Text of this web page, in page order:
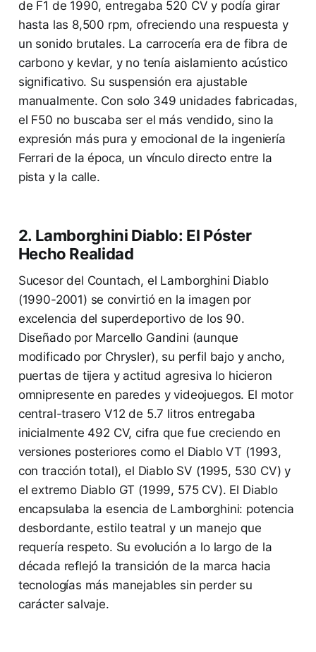
de F1 de 1990, entregaba 520 CV y podía girar
hasta las 8,500 rpm, ofreciendo una respuesta y
un sonido brutales. La carrocería era de fibra de
carbono y kevlar, y no tenía aislamiento acústico
significativo. Su suspensión era ajustable
manualmente. Con solo 349 unidades fabricadas,
el F50 no buscaba ser el más vendido, sino la
expresión más pura y emocional de la ingeniería
Ferrari de la época, un vínculo directo entre la
pista y la calle.
2. Lamborghini Diablo: El Póster
Hecho Realidad
Sucesor del Countach, el Lamborghini Diablo
(1990-2001) se convirtió en la imagen por
excelencia del superdeportivo de los 90.
Diseñado por Marcello Gandini (aunque
modificado por Chrysler), su perfil bajo y ancho,
puertas de tijera y actitud agresiva lo hicieron
omnipresente en paredes y videojuegos. El motor
central-trasero V12 de 5.7 litros entregaba
inicialmente 492 CV, cifra que fue creciendo en
versiones posteriores como el Diablo VT (1993,
con tracción total), el Diablo SV (1995, 530 CV) y
el extremo Diablo GT (1999, 575 CV). El Diablo
encapsulaba la esencia de Lamborghini: potencia
desbordante, estilo teatral y un manejo que
requería respeto. Su evolución a lo largo de la
década reflejó la transición de la marca hacia
tecnologías más manejables sin perder su
carácter salvaje.